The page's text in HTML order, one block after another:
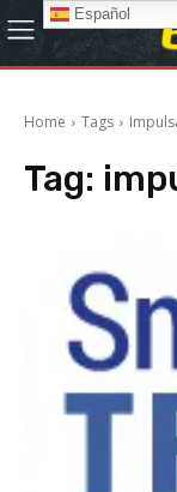
Home Tags
Tag:
Español